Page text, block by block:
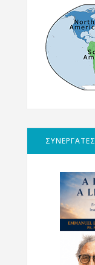
ΣΥΝΕΡΓΑΤΕΣ